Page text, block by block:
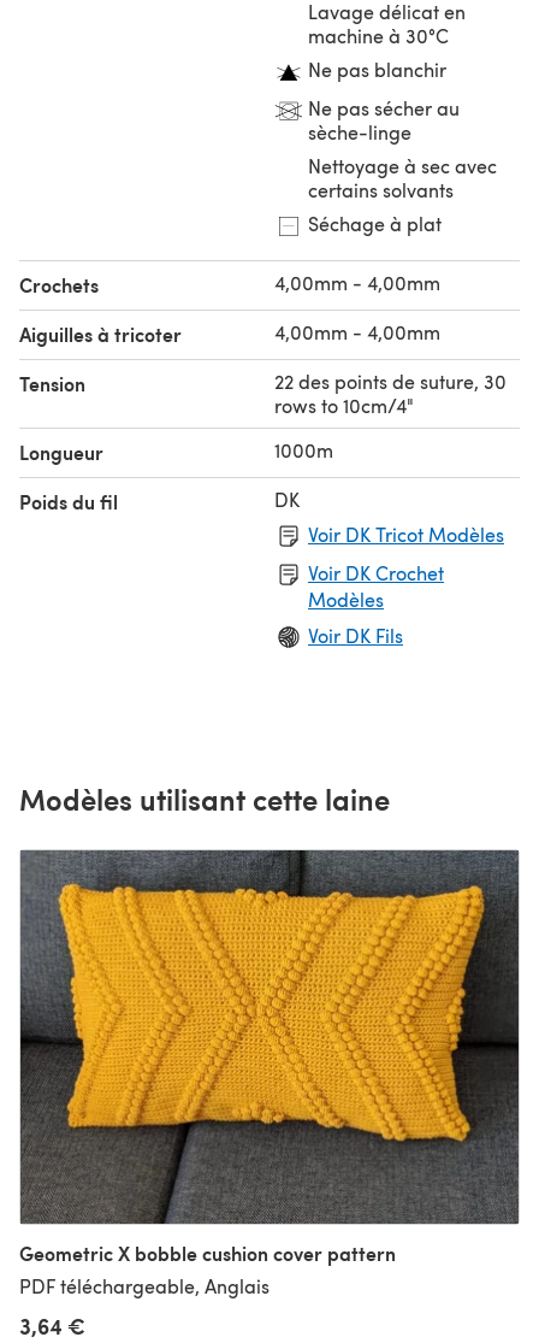
Lavage délicat en
machine à 30°C
Ne pas blanchir
Ne pas sécher au
sèche-linge
Nettoyage à sec avec
certains solvants
Séchage à plat
Crochets 4,00mm - 4,00mm
Aiguilles à tricoter 4,00mm - 4,00mm
Tension
22 des points de suture, 30
rows to 10cm/4"
Longueur 1000m
Poids du fil
DK
Voir DK Tricot Modèles
Voir DK Crochet
Modèles
Voir DK Fils
Modèles utilisant cette laine
Geometric X bobble cushion cover pattern
PDF téléchargeable, Anglais
3,64 €